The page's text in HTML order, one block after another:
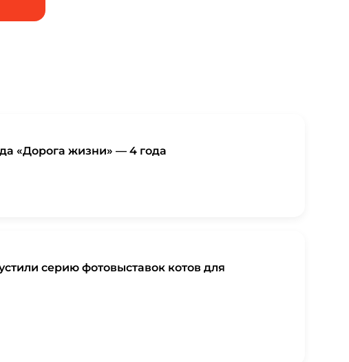
«Дорога жизни» — 4 года
серию фотовыставок котов для